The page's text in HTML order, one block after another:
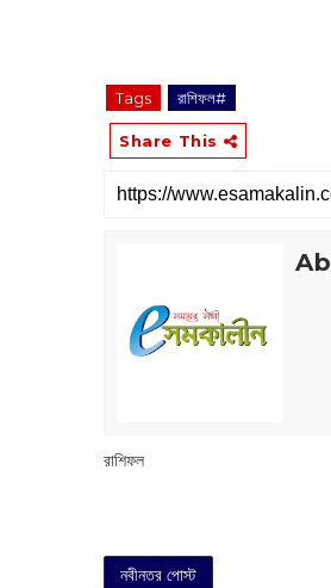
Tags রাশিফল#
Share This
রাশিফল
নবীনতর পোস্ট